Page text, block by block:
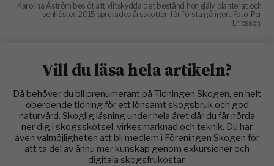
Karolina Åström beslöt att viltskydda det bestånd hon själv planterat och
senhösten 2015 sprutades årsskotten för första gången. Foto: Per
Ericsson.
Vill du läsa hela artikeln?
Då behöver du bli prenumerant på Tidningen Skogen, en helt
oberoende tidning för ett lönsamt skogsbruk och god
naturvård. Skoglig läsning under hela året där du får nörda
ner dig i skogsskötsel, virkesmarknad och teknik. Du har
även valmöjligheten att bli medlem i Föreningen Skogen för
att ta del av ännu mer kunskap genom exkursioner och
digitala skogsfrukostar.